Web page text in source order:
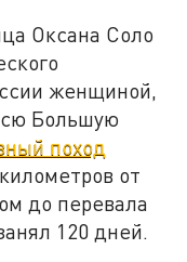
Оксана Соло
женщиной,
Большую
поход
от
до перевала
120 дней.